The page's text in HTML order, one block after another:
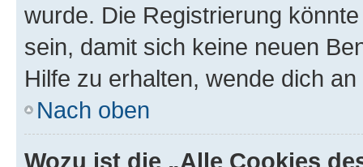
wurde. Die Registrierung
sein, damit sich keine neuen
Hilfe zu erhalten, wende dich
Nach oben
Wozu ist die „Alle Cookies